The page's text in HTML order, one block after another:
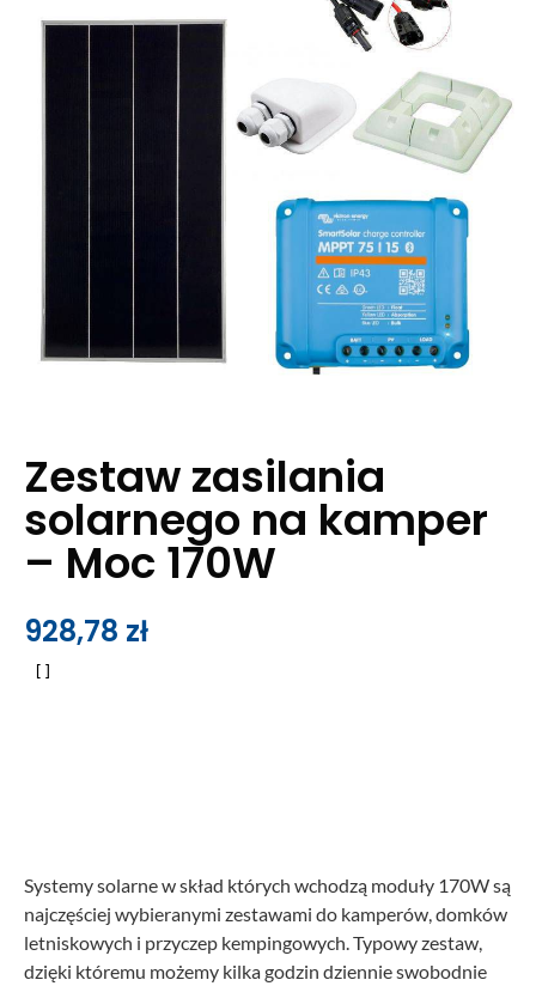
Zestaw zasilania
solarnego na kamper
– Moc 170W
928,78 zł
Systemy solarne w skład których wchodzą moduły 170W są
najczęściej wybieranymi zestawami do kamperów, domków
letniskowych i przyczep kempingowych. Typowy zestaw,
dzięki któremu możemy kilka godzin dziennie swobodnie